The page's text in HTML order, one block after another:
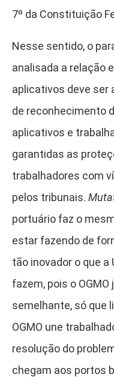
7º da Constituição
Nesse sentido, o
analisada a relação
aplicativos deve ser
de reconhecimento
aplicativos e
garantidas as
trabalhadores com
pelos tribunais.
portuário faz o
estar fazendo de
tão inovador o que
fazem, pois o
semelhante, só que
OGMO une
resolução do
chegam aos portos